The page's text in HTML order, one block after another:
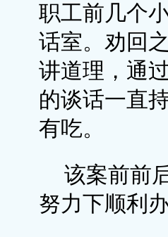
职工前几个
话室。劝回
讲道理，通
的谈话一直
有吃。
该案前前
努力下顺利办